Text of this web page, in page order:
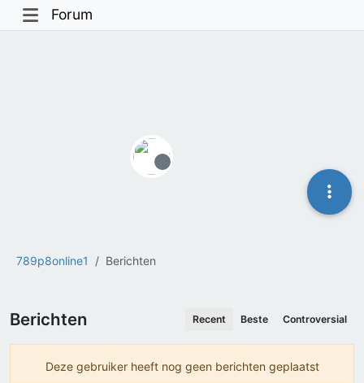
Forum
789p8online1 Berichten
Offline
Berichten Recent Beste Controversial
Deze gebruiker heeft nog geen berichten geplaatst